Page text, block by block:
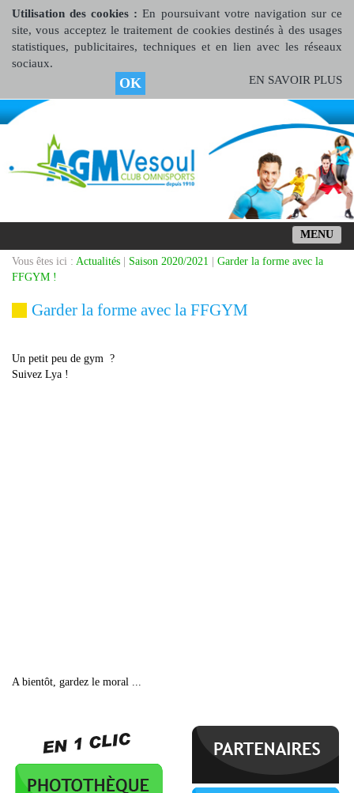
Utilisation des cookies :En poursuivant votre navigation sur ce
site, vous acceptez le traitement de cookies destinés à des usages
statistiques, publicitaires, techniques et en lien avec les réseaux
sociaux.
OK EN SAVOIR PLUS
MENU
Vous êtes ici : Actualités Saison 2020/2021
Garder la forme avec la
FFGYM !
Garder la forme avec la FFGYM
Un petit peu de gym ?
Suivez Lya !
A bientôt, gardez le moral ...